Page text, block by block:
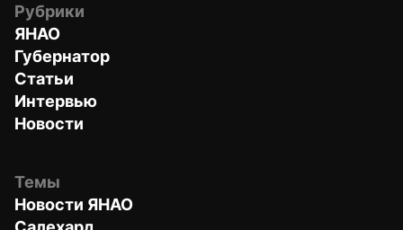
Рубрики
ЯНАО
Губернатор
Статьи
Интервью
Новости
Темы
Новости ЯНАО